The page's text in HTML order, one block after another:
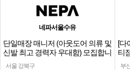
네파서울수유
단일매장 매니저 (아웃도어 의류 및
신발 최고 경력자 우대함) 모집합니
다.
서울 강북구
[다
티
부